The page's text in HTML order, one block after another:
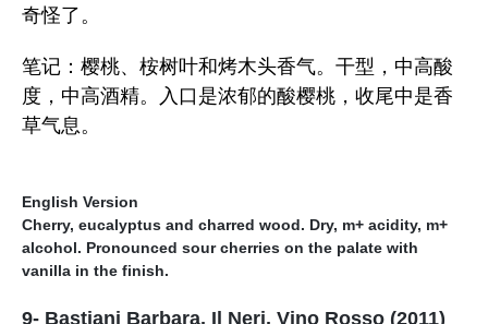
奇怪了。
笔记：樱桃、桉树叶和烤木头香气。干型，中高酸
度，中高酒精。入口是浓郁的酸樱桃，收尾中是香
草气息。
English Version
Cherry, eucalyptus and charred wood. Dry, m+ acidity, m+
alcohol. Pronounced sour cherries on the palate with
vanilla in the finish.
9- Bastiani Barbara, Il Neri, Vino Rosso (2011)